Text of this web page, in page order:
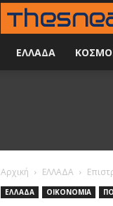
ΕΛΛΑΔΑ
Αρχική ΕΛΛΑΔΑ
ΕΛΛΑΔΑ ΟΙΚΟΝΟΜΙΑ